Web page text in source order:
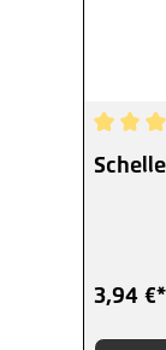
3,94 €*